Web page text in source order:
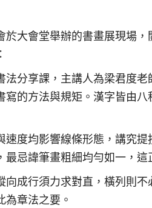
於大會堂舉辦的書畫展現場
法分享課，主講人為梁君度
的方法與規矩。漢字皆由八
速度均影響線條形態，講究
忌諱筆畫粗細均勻如一，這
向成行須力求對直，橫列則
為章法之要。